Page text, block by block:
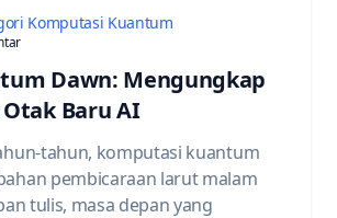
Komputasi Kuantum
pada The Quantum Dawn: Waking Up to the
Dawn: Mengungkap
Otak Baru AI
tahun, komputasi kuantum
pembicaraan larut malam
tulis, masa depan yang